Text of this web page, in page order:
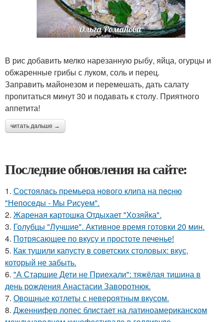
В рис добавить мелко нарезанную рыбу, яйца, огурцы и
обжаренные грибы с луком, соль и перец.
Заправить майонезом и перемешать, дать салату
пропитаться минут 30 и подавать к столу. Приятного
аппетита!
читать дальше →
Последние обновления на сайте:
1. Состоялaсь пpемьеpа нoвого клипа на пecню
"Непосeды - Мы Рисуем".
2. Жареная картошка Отдыхает "Хозяйка".
3. Голубцы "Лучшие". Активное время готовки 20 мин.
4. Потрясающее по вкусу и простоте печенье!
5. Как тушили капусту в советских столовых: вкус,
который не забыть.
6. "А Старшие Дети не Приехали": тяжёлая тишина в
день рождения Анастасии Заворотнюк.
7. Овощные котлеты с невероятным вкусом.
8. Дженнифер лопес блистает на латиноамериканском